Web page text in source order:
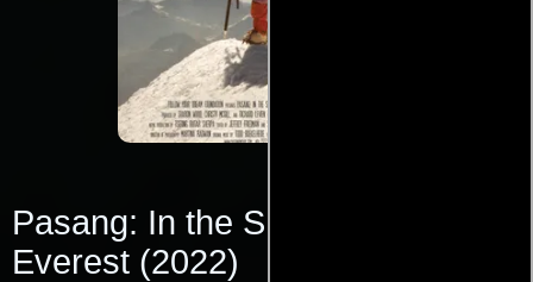
Pasang: In the Shadow of
Everest (2022)